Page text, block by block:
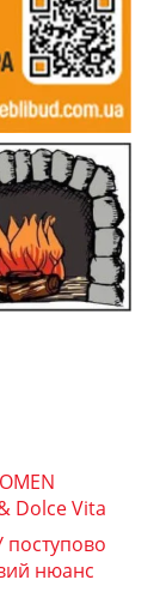
Dolce Vita
поступово
нюанс